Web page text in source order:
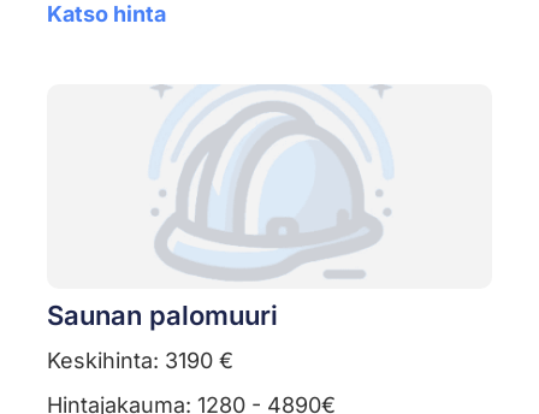
Katso hinta
Saunan palomuuri
Keskihinta: 3190 €
Hintajakauma: 1280 - 4890€